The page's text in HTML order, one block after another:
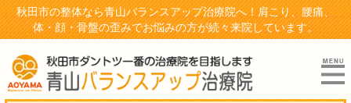
秋田市の整体なら青山バランスアップ治療院へ！肩こり、腰痛、
体・顔・骨盤の歪みでお悩みの方が続々来院しています。